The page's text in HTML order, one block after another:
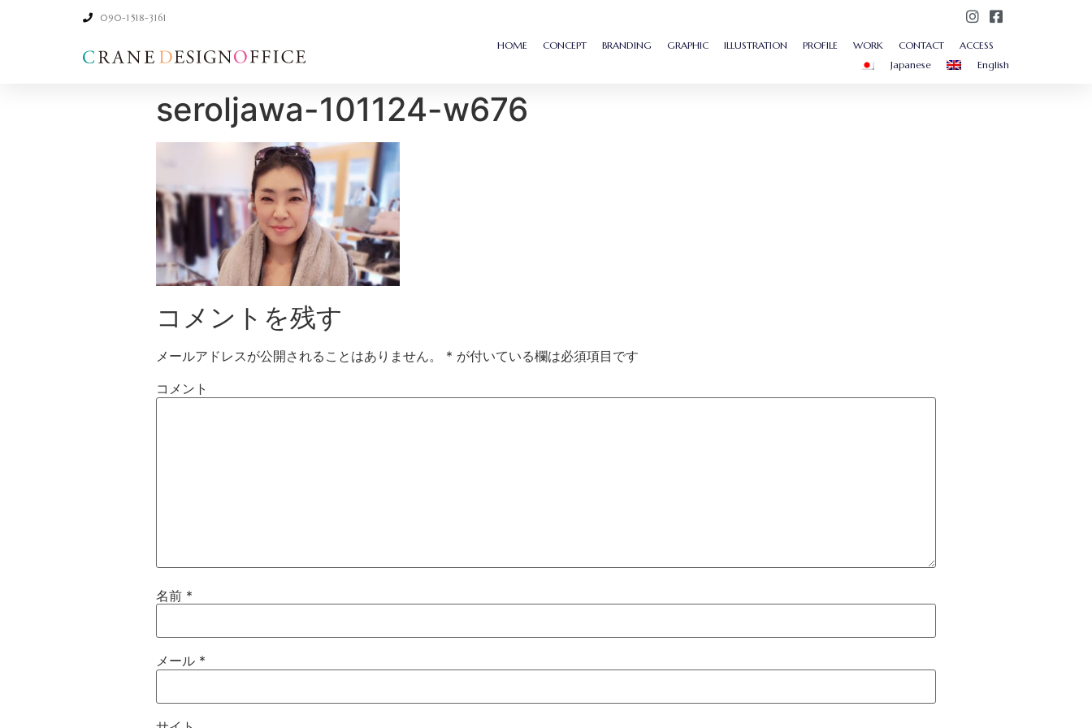
090-1518-3161
HOME CONCEPT BRANDING GRAPHIC ILLUSTRATION PROFILE WORK CONTACT
ACCESS
Japanese
English
seroljawa-101124-w676
コメントを残す
メールアドレスが公開されることはありません。 * が付いている欄は必須項目です
コメント
名前 *
メール *